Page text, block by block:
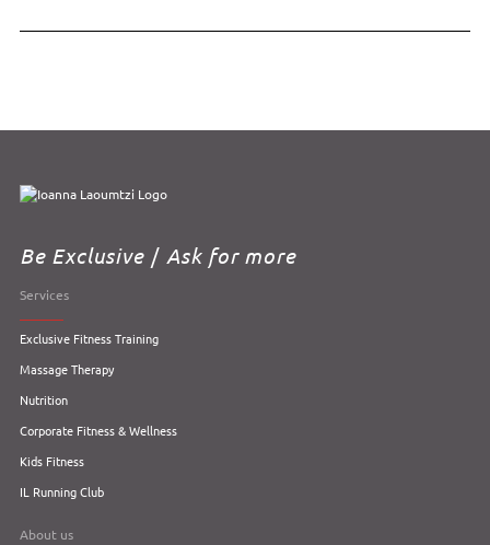
Be Exclusive / Ask for more
Services
Exclusive Fitness Training
Massage Therapy
Nutrition
Corporate Fitness & Wellness
Kids Fitness
IL Running Club
About us